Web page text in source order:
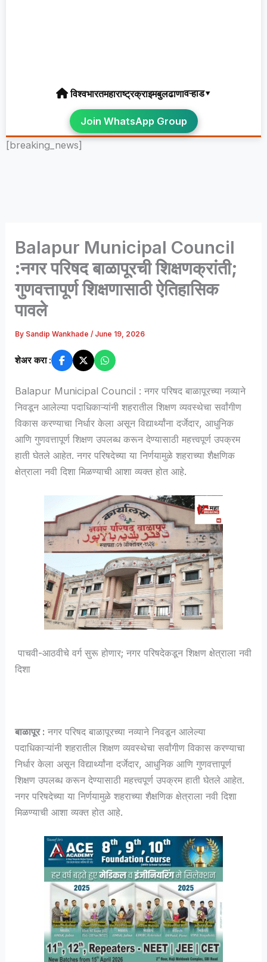
विश्वभारतमहाराष्ट्रक्राइमबुलढाणावऱ्हाड▾
Join WhatsApp Group
[breaking_news]
Balapur Municipal Council
:नगर परिषद बाळापूरची शिक्षणक्रांती;
गुणवत्तापूर्ण शिक्षणासाठी ऐतिहासिक
पावले
By Sandip Wankhade/ June 19, 2026
शेअर करा :
Balapur Municipal Council : नगर परिषद बाळापूरच्या नव्याने
निवडून आलेल्या पदाधिकाऱ्यांनी शहरातील शिक्षण व्यवस्थेचा सर्वांगीण
विकास करण्याचा निर्धार केला असून विद्यार्थ्यांना दर्जेदार, आधुनिक
आणि गुणवत्तापूर्ण शिक्षण उपलब्ध करून देण्यासाठी महत्त्वपूर्ण उपक्रम
हाती घेतले आहेत. नगर परिषदेच्या या निर्णयामुळे शहराच्या शैक्षणिक
क्षेत्राला नवी दिशा मिळण्याची आशा व्यक्त होत आहे.
पाचवी-आठवीचे वर्ग सुरू होणार; नगर परिषदेकडून शिक्षण क्षेत्राला नवी
दिशा
बाळापूर : नगर परिषद बाळापूरच्या नव्याने निवडून आलेल्या
पदाधिकाऱ्यांनी शहरातील शिक्षण व्यवस्थेचा सर्वांगीण विकास करण्याचा
निर्धार केला असून विद्यार्थ्यांना दर्जेदार, आधुनिक आणि गुणवत्तापूर्ण
शिक्षण उपलब्ध करून देण्यासाठी महत्त्वपूर्ण उपक्रम हाती घेतले आहेत.
नगर परिषदेच्या या निर्णयामुळे शहराच्या शैक्षणिक क्षेत्राला नवी दिशा
मिळण्याची आशा व्यक्त होत आहे.